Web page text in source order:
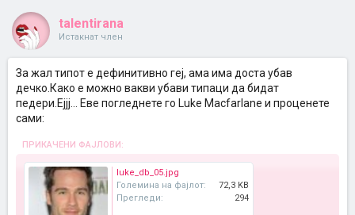
talentirana
Истакнат член
За жал типот е дефинитивно геј, ама има доста убав
дечко.Како е можно вакви убави типаци да бидат
педери.Ејјј... Еве погледнете го Luke Macfarlane и проценете
сами:
ПРИКАЧЕНИ ФАЈЛОВИ:
luke_db_05.jpg
Големина на фајлот:
72,3 KB
Прегледи:
294